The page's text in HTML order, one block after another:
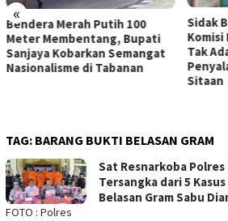
«
Sidak Bea Cukai Ngurah Rai,
Komisi I DPRD Bali Tegaskan
Tak Ada Indikasi
Penyalahgunaan Barang
TAG: BARANG BUKTI BELASAN GRAM
FOTO : Polres
Sat Resnarkoba
Tersangka dari 5
Belasan Gram Sabu